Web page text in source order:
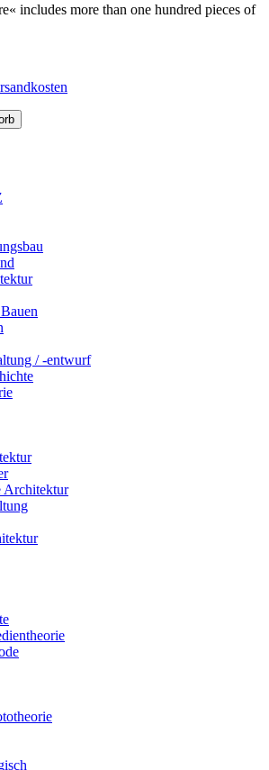
includes more than one hundred pieces of
/ -entwurf
Architektur